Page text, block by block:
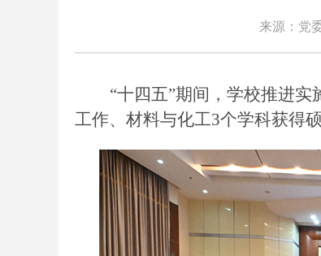
来源：党
“十四五”期间，学校推进实
工作、材料与化工3个学科获得